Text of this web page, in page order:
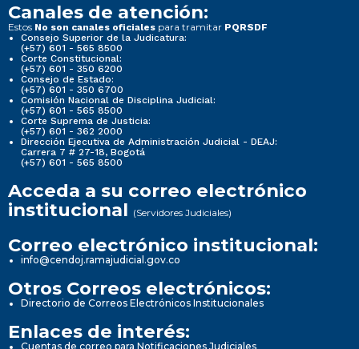
Canales de atención:
Estos No son canales oficiales para tramitar PQRSDF
Consejo Superior de la Judicatura:
(+57) 601 - 565 8500
Corte Constitucional:
(+57) 601 - 350 6200
Consejo de Estado:
(+57) 601 - 350 6700
Comisión Nacional de Disciplina Judicial:
(+57) 601 - 565 8500
Corte Suprema de Justicia:
(+57) 601 - 362 2000
Dirección Ejecutiva de Administración Judicial - DEAJ:
Carrera 7 # 27-18, Bogotá
(+57) 601 - 565 8500
Acceda a su correo electrónico
institucional (Servidores Judiciales)
Correo electrónico institucional:
info@cendoj.ramajudicial.gov.co
Otros Correos electrónicos:
Directorio de Correos Electrónicos Institucionales
Enlaces de interés:
Cuentas de correo para Notificaciones Judiciales